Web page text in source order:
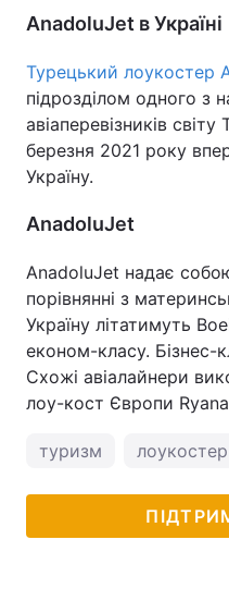
AnadoluJet в Україні
Турецький лоукостер
підрозділом одного з
авіаперевізників
березня 2021 року
Україну.
AnadoluJet
AnadoluJet надає
порівнянні з
Україну літатимуть
економ-класу. Бізнес-
Схожі авіалайнери
лоу-кост Європи
туризм лоукостер